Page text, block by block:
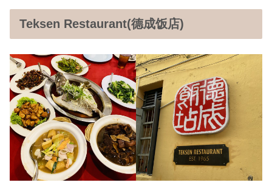
Teksen Restaurant(德成饭店)